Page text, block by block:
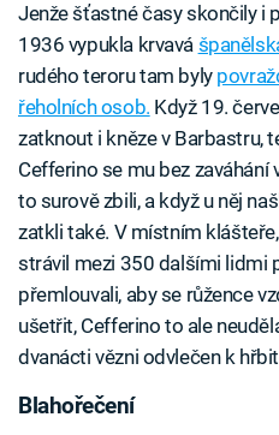
Jenže šťastné časy skončily i
1936 vypukla krvavá
rudého teroru tam byly
řeholních osob. Když 19.
zatknout i kněze v Barbastru,
Cefferino se mu bez zaváhání
to surově zbili, a když u něj
zatkli také. V místním
strávil mezi 350 dalšími lidmi
přemlouvali, aby se růžence
ušetřit, Cefferino to ale
dvanácti vězni odvlečen k
Blahořečení